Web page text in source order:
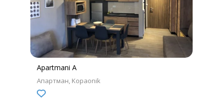
Apartmani A
Апартман Kopaonik